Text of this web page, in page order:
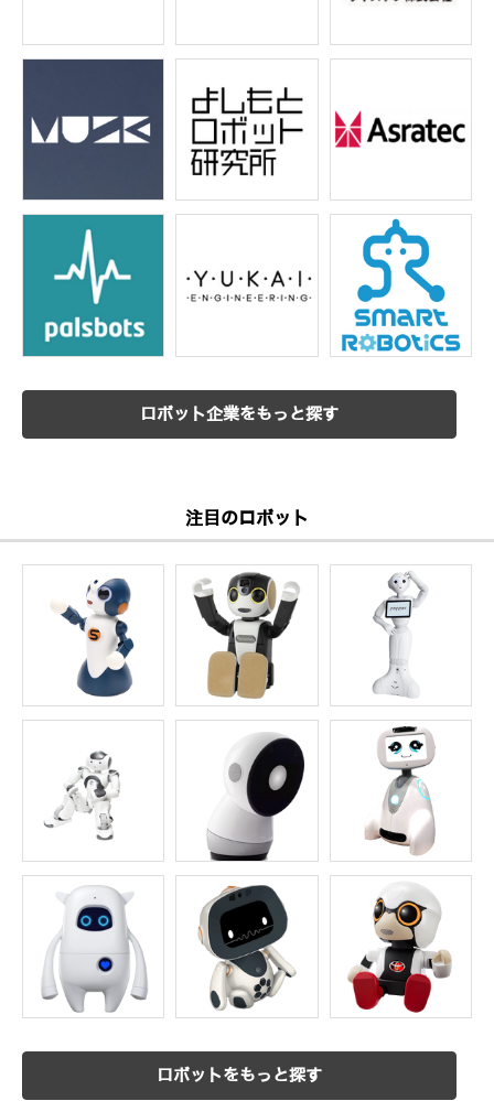
ロボット企業をもっと探す
注目のロボット
ロボットをもっと探す